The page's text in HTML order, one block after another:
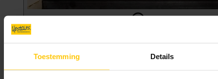
Toestemming Details